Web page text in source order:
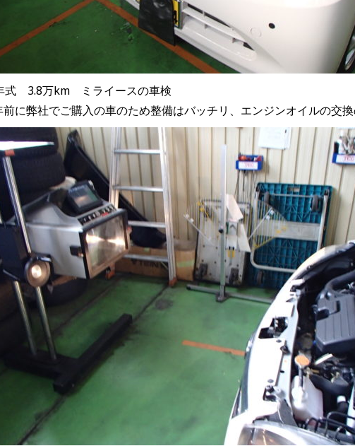
式 3.8万km ミライースの車検
前に弊社でご購入の車のため整備はバッチリ、エンジンオイルの交